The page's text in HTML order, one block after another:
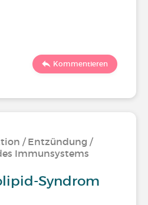
Kommentieren
/ Entzündung /
Immunsystems
Syndrom